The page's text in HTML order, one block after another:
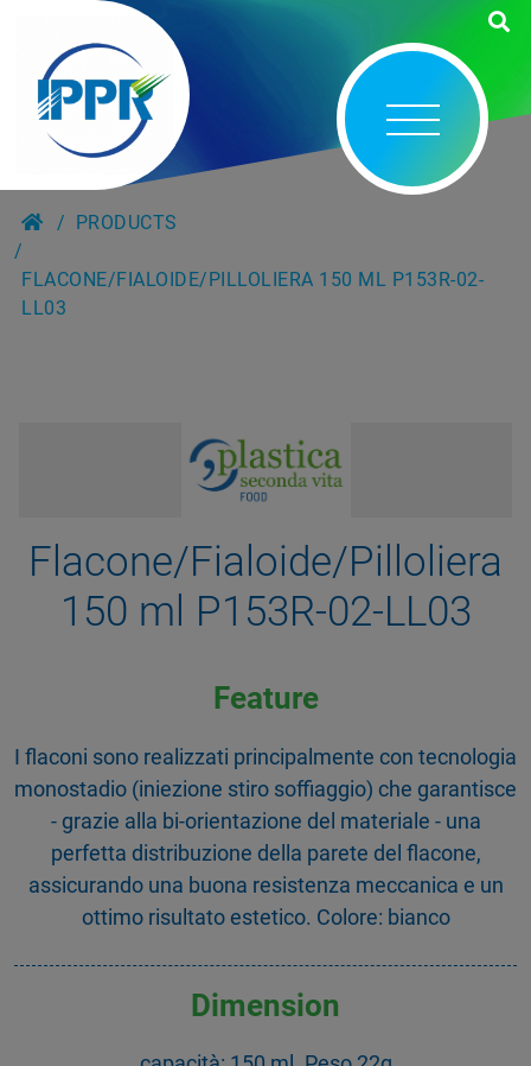
PRODUCTS
FLACONE/FIALOIDE/PILLOLIERA 150 ML P153R-02-
LL03
Flacone/Fialoide/Pilloliera
150 ml P153R-02-LL03
Feature
I flaconi sono realizzati principalmente con tecnologia
monostadio (iniezione stiro soffiaggio) che garantisce
- grazie alla bi-orientazione del materiale - una
perfetta distribuzione della parete del flacone,
assicurando una buona resistenza meccanica e un
ottimo risultato estetico. Colore: bianco
Dimension